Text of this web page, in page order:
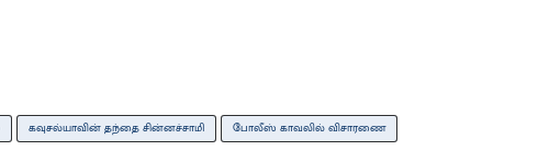
கவுசல்யாவின் தந்தை சின்னச்சாமி போலீஸ் காவலில் விசாரணை